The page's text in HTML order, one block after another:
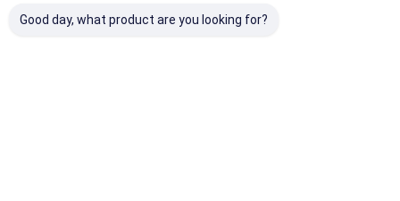
Good day, what product are you looking for?